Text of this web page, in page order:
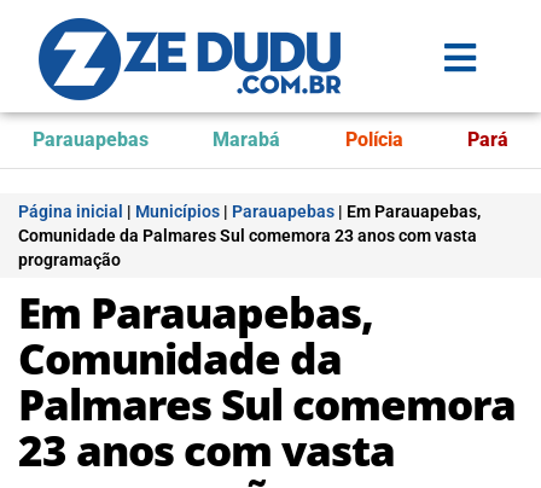
Parauapebas Marabá Polícia Pará
Página inicial | Municípios | Parauapebas | Em Parauapebas,
Comunidade da Palmares Sul comemora 23 anos com vasta
programação
Em Parauapebas,
Comunidade da
Palmares Sul comemora
23 anos com vasta